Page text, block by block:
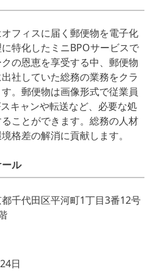
オフィスに届く郵便物を電⼦化
特化したミニBPOサービスで
の恩恵を享受する中、郵便物
社していた総務の業務をクラ
。郵便物は画像形式で従業員
キャンや転送など、必要な処
ことができます。総務の⼈材
格差の解消に貢献します。
ル
千代⽥区平河町1丁⽬3番12号
⽇